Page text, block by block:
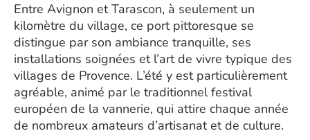
Entre Avignon et Tarascon, à seulement un
kilomètre du village, ce port pittoresque se
distingue par son ambiance tranquille, ses
installations soignées et l’art de vivre typique des
villages de Provence. L’été y est particulièrement
agréable, animé par le traditionnel festival
européen de la vannerie, qui attire chaque année
de nombreux amateurs d’artisanat et de culture.